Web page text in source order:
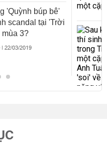
'Quỳnh búp bê'
scandal tại 'Trời
mùa 3?
22/03/2019